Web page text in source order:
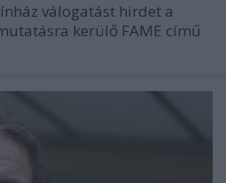
válogatást hirdet a
kerülő FAME című